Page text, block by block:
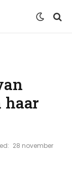
haar
28 november